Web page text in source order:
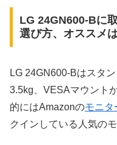
LG 24GN600-Bに
選び方、オススメ
LG 24GN600-Bはスタ
3.5kg、VESAマウント
的にはAmazonのモニタ
クインしている人気の